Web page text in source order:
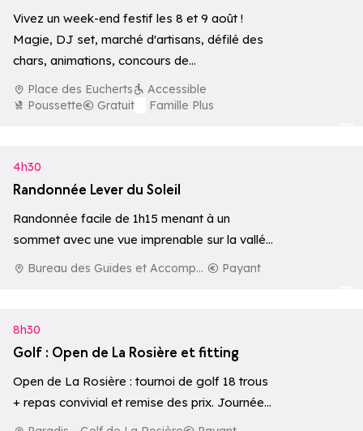
Vivez un week-end festif les 8 et 9 août !
Magie, DJ set, marché d'artisans, défilé des
chars, animations, concours de…
Place des Eucherts
Accessible
Poussette
Gratuit
Famille Plus
4h30
Randonnée Lever du Soleil
Randonnée facile de 1h15 menant à un
sommet avec une vue imprenable sur la vallée
d'Aoste, le Mont-Blanc et le…
Bureau des Guides et Accompagnateurs de La Rosière
Payant
8h30
Golf : Open de La Rosière et fitting
Open de La Rosière : tournoi de golf 18 trous
+ repas convivial et remise des prix. Journée
de test libre…